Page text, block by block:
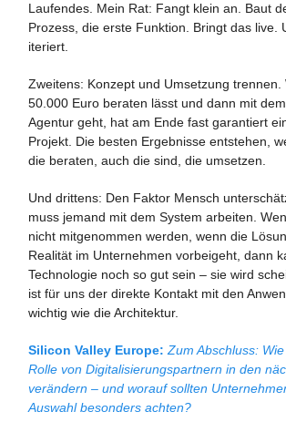
Laufendes. Mein Rat: Fangt klein an. Baut
Prozess, die erste Funktion. Bringt das live.
iteriert.
Zweitens: Konzept und Umsetzung trennen.
50.000 Euro beraten lässt und dann mit
Agentur geht, hat am Ende fast garantiert
Projekt. Die besten Ergebnisse entstehen,
die beraten, auch die sind, die umsetzen.
Und drittens: Den Faktor Mensch
muss jemand mit dem System arbeiten.
nicht mitgenommen werden, wenn die
Realität im Unternehmen vorbeigeht, dann
Technologie noch so gut sein – sie wird
ist für uns der direkte Kontakt mit den
wichtig wie die Architektur.
Silicon Valley Europe: Zum Abschluss:
Rolle von Digitalisierungspartnern in den
verändern – und worauf sollten
Auswahl besonders achten?